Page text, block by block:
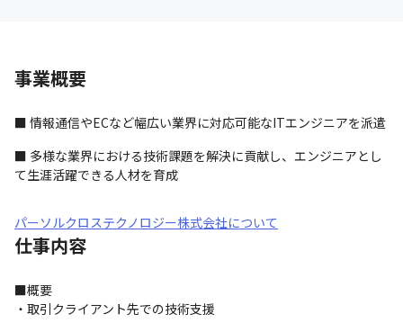
事業概要
■ 情報通信やECなど幅広い業界に対応可能なITエンジニアを派遣
■ 多様な業界における技術課題を解決に貢献し、エンジニアとし
て生涯活躍できる人材を育成
パーソルクロステクノロジー株式会社について
仕事内容
■概要
・取引クライアント先での技術支援